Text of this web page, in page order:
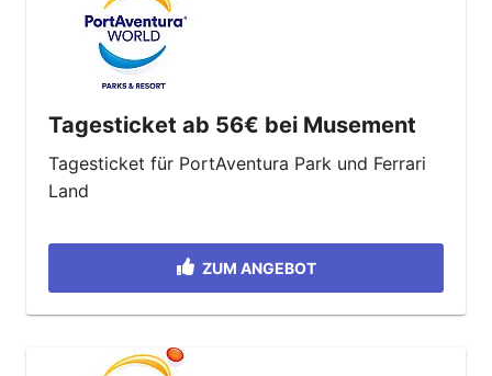
Tagesticket ab 56€ bei Musement
Tagesticket für PortAventura Park und Ferrari
Land
ZUM ANGEBOT